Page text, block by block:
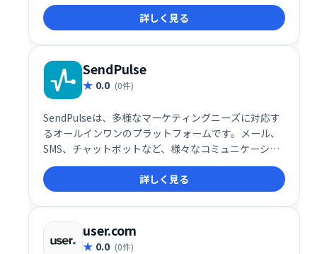
詳しく見る
SendPulse
0.0 (0件)
SendPulseは、多様なマーケティングニーズに対応す
るオールインワンのプラットフォームです。メール、
SMS、チャットボットなど、様々なコミュニケーショ
ンチャネルを活用したマーケティングキャンペーンを
効率的に実行できます。ユーザーフレンドリーなイン
ターフェースで、初心者にも簡単に利用可能。顧客エ
ンゲージメントを高め、ビジネス成長を促進します。
詳細な分析機能も搭載し、効果測定も容易です。
詳しく見る
user.com
0.0 (0件)